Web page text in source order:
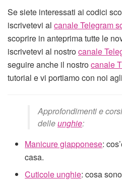
Se siete interessati ai codici
iscrivetevi al canale Telegram
scoprire in anteprima tutte le
iscrivetevi al nostrocanale
seguire anche il nostrocanale
tutorial e vi portiamo con noi
Approfondimenti e
delleunghie:
Manicure giapponese:
casa.
Cuticole unghie: cosa